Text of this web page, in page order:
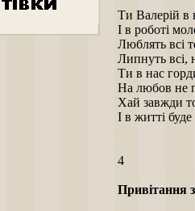
Ти Валерій в
І в роботі
Люблять всі
Липнуть всі,
Ти в нас
На любов не
Хай завжди
І в житті
4
Привітання